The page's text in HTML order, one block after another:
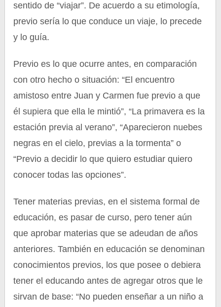
sentido de “viajar”. De acuerdo a su etimología,
previo sería lo que conduce un viaje, lo precede
y lo guía.
Previo es lo que ocurre antes, en comparación
con otro hecho o situación: “El encuentro
amistoso entre Juan y Carmen fue previo a que
él supiera que ella le mintió”, “La primavera es la
estación previa al verano”, “Aparecieron nuebes
negras en el cielo, previas a la tormenta” o
“Previo a decidir lo que quiero estudiar quiero
conocer todas las opciones”.
Tener materias previas, en el sistema formal de
educación, es pasar de curso, pero tener aún
que aprobar materias que se adeudan de años
anteriores. También en educación se denominan
conocimientos previos, los que posee o debiera
tener el educando antes de agregar otros que le
sirvan de base: “No pueden enseñar a un niño a